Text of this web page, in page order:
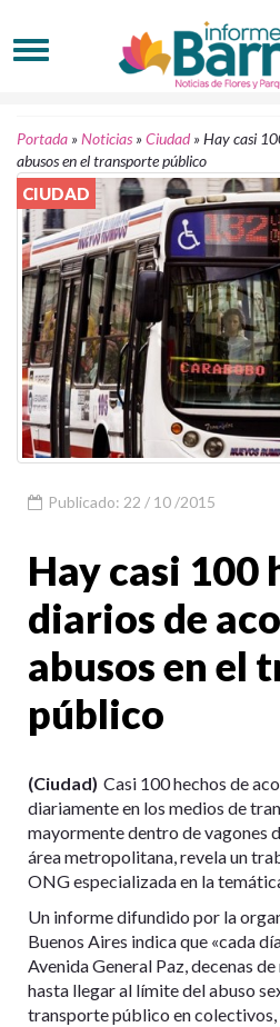
Portada »Noticias »Ciudad»Hay casi
abusos en el transporte público
CIUDAD
Publicado: 22 / 10 /2015
Hay casi 100
diarios de
abusos en el
público
(Ciudad) Casi 100 hechos de
diariamente en los medios de
mayormente dentro de vagones
área metropolitana, revela un
ONG especializada en la
Un informe difundido por la
Buenos Aires indica que «cada
Avenida General Paz, decenas
hasta llegar al límite del abuso
transporte público en colectivos,